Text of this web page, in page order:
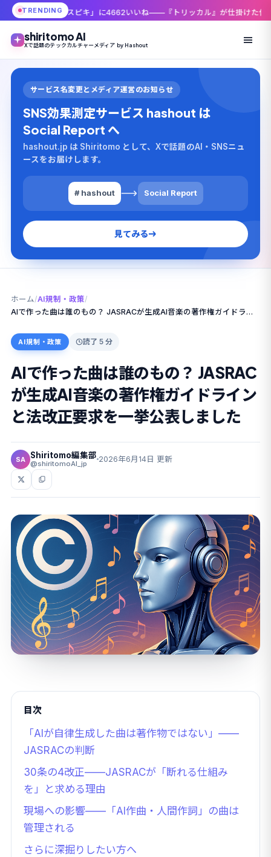
TRENDING
キ」に4662いいね——『トリッカル』が仕掛けた低コストUGCの中身 Xの
shiritomo AI
Xで話題のテックカルチャーメディア by Hashout
サービス名変更とメディア運営のお知らせ
SNS効果測定サービス hashout は
Social Report へ
hashout.jp は Shiritomo として、Xで話題のAI・SNSニュ
ースをお届けします。
# hashout Social Report
見てみる
ホーム /AI規制・政策/
AIで作った曲は誰のもの？ JASRACが生成AI音楽の著作権ガイドラインと法改正要求を一挙公表しました
AI規制・政策 読了 5 分
AIで作った曲は誰のもの？ JASRAC
が生成AI音楽の著作権ガイドライン
と法改正要求を一挙公表しました
SA Shiritomo編集部
@shiritomoAI_jp 2026年6月14日 更新
目次
「AIが自律生成した曲は著作物ではない」——
JASRACの判断
30条の4改正——JASRACが「断れる仕組み
を」と求める理由
現場への影響——「AI作曲・人間作詞」の曲は
管理される
さらに深掘りしたい方へ